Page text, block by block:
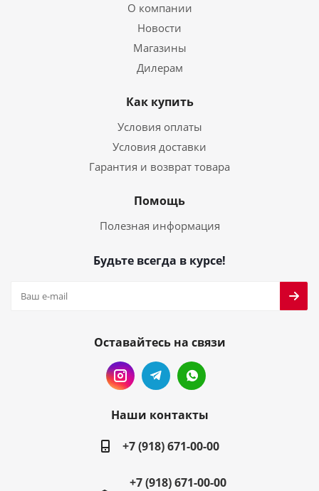
О компании
Новости
Магазины
Дилерам
Как купить
Условия оплаты
Условия доставки
Гарантия и возврат товара
Помощь
Полезная информация
Будьте всегда в курсе!
Оставайтесь на связи
Наши контакты
+7 (918) 671-00-00
+7 (918) 671-00-00